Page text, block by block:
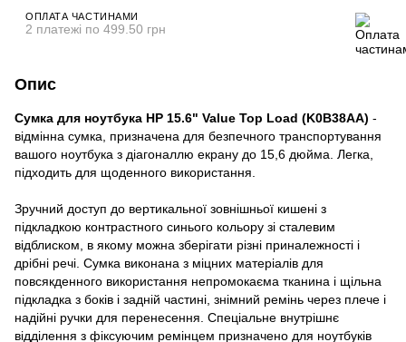
ОПЛАТА ЧАСТИНАМИ
2 платежі по 499.50 грн
Опис
Сумка для ноутбука HP 15.6" Value Top Load (K0B38AA) -
відмінна сумка, призначена для безпечного транспортування
вашого ноутбука з діагоналлю екрану до 15,6 дюйма. Легка,
підходить для щоденного використання.
Зручний доступ до вертикальної зовнішньої кишені з
підкладкою контрастного синього кольору зі сталевим
відблиском, в якому можна зберігати різні приналежності і
дрібні речі. Сумка виконана з міцних матеріалів для
повсякденного використання непромокаєма тканина і щільна
підкладка з боків і задній частині, знімний ремінь через плече і
надійні ручки для перенесення. Спеціальне внутрішнє
відділення з фіксуючим ремінцем призначено для ноутбуків